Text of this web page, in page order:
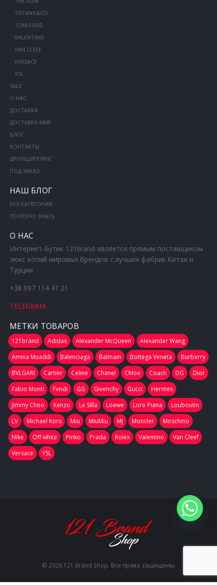
TIFFANY&CO
TOM FORD
VALENTINO
VAN CLEEF
VERSACE
YSL
SALE
О НАС
ДОСТАВКА
ДОСТАВКА МИР
БЛОГ
КОНТАКТЫ
ДРОПШИППИНГ
ПОД ЗАКАЗ
НАШ БЛОГ
БЕЗ КАТЕГОРИИ
ПОЛЕЗНО ЗНАТЬ
О НАС
Интернет-бутик 121brand является прямым поставщиком
люкс копий мировых брендов с лучших фабрик Китая и
Турции.
+38 097 114 41 21
TELEGRAM
МЕТКИ ТОВАРОВ
121brand Adidas Alexander McQueen
Alexander Wang
Amina Muaddi
Balenciaga Balmain Bottega Veneta
Burberry
BVLGARI
Cartier Celine Chanel Chloe Coach DG
Dior
Fabio Monti
Fendi GG Givenchy Gucci
Hermes
Jimmy Choo
Kenzo Le Silla Loewe Loro Piana
Louboutin
LV
Michael Kors Miu MiuMiu MJ Moncler
Moschino
Nike
Off white Pinko Prada Rolex Valentino
Van Cleef
Versace
YSL
© 2026 121 Brand Shop. Все права защищены.